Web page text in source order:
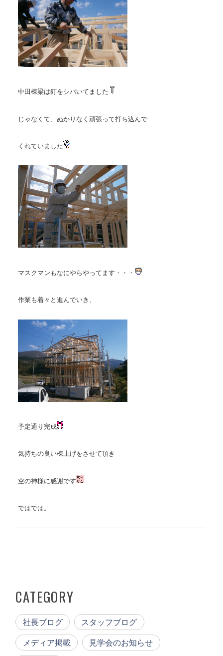
中田棟梁は釘をシバいてました
じゃなくて、ぬかりなく頑張って打ち込んで
くれていました
マスクマンもなにやらやってます・・・
作業も着々と進んでいき、
予定通り完成
気持ちの良い棟上げをさせて頂き
空の神様に感謝です
ではでは。
CATEGORY
社長ブログ スタッフブログ
メディア掲載 見学会のお知らせ